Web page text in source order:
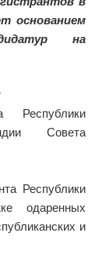
основанием
на
Республики
Совета
Республики
одаренных
и